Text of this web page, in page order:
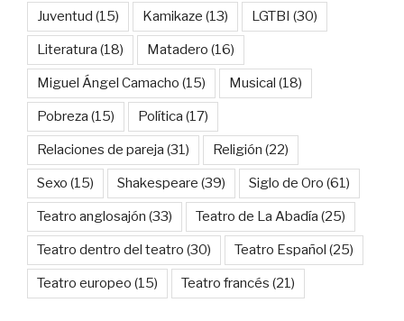
Juventud (15) Kamikaze (13) LGTBI (30)
Literatura (18) Matadero (16)
Miguel Ángel Camacho (15) Musical (18)
Pobreza (15) Política (17)
Relaciones de pareja (31) Religión (22)
Sexo (15) Shakespeare (39) Siglo de Oro (61)
Teatro anglosajón (33) Teatro de La Abadía (25)
Teatro dentro del teatro (30) Teatro Español (25)
Teatro europeo (15) Teatro francés (21)